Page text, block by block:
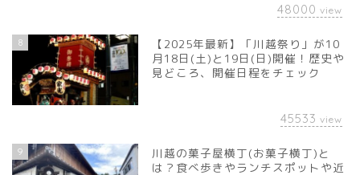
48000 view
8
【2025年最新】「川越祭り」が10
月18日(土)と19日(日)開催！歴史や
見どころ、開催日程をチェック
45533 view
9
川越の菓子屋横丁(お菓子横丁)と
は？食べ歩きやランチスポットや近